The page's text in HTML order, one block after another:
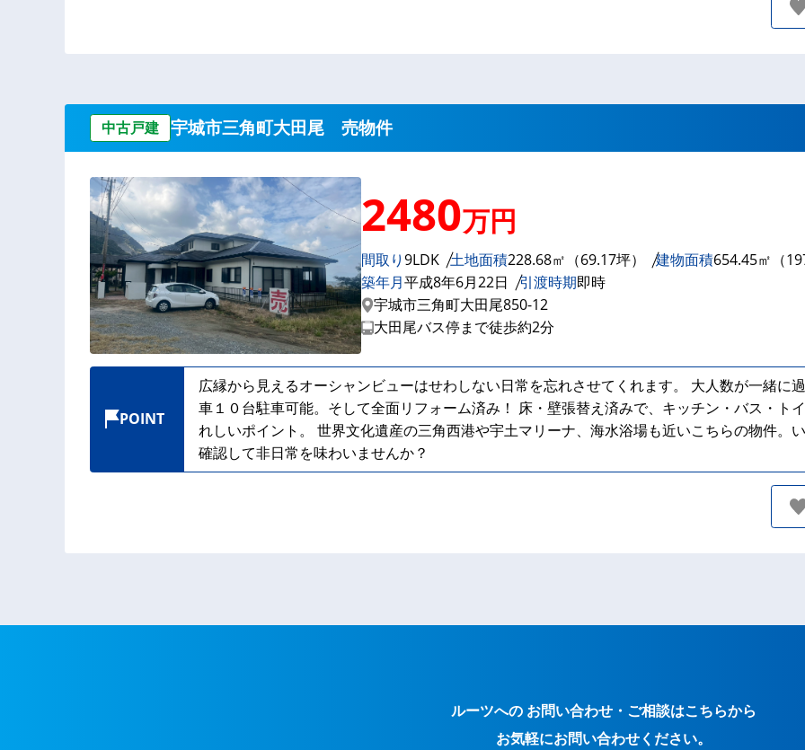
中古戸建 宇城市三角町大田尾 売物件
2480万円
間取り9LDK 土地面積228.68㎡（69.17坪） 建物面積654.45㎡（
築年月平成8年6月22日 引渡時期即時
宇城市三角町大田尾850-12
大田尾バス停まで徒歩約2分
POINT
広縁から見えるオーシャンビューはせわしない日常を忘れさせてくれます。 大人数が一緒に
車１０台駐車可能。そして全面リフォーム済み！ 床・壁張替え済みで、キッチン・バス・ト
れしいポイント。 世界文化遺産の三角西港や宇土マリーナ、海水浴場も近いこちらの物件。
確認して非日常を味わいませんか？
ルーツへの お問い合わせ・ご相談はこちらから
お気軽にお問い合わせください。